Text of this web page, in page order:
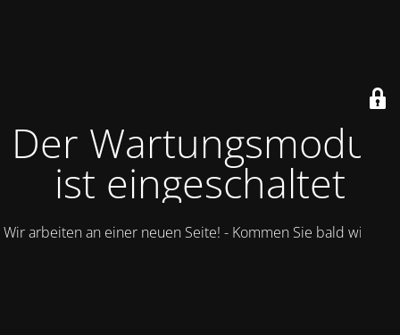
Der Wartungsmodus
ist eingeschaltet
Wir arbeiten an einer neuen Seite! - Kommen Sie bald wieder.